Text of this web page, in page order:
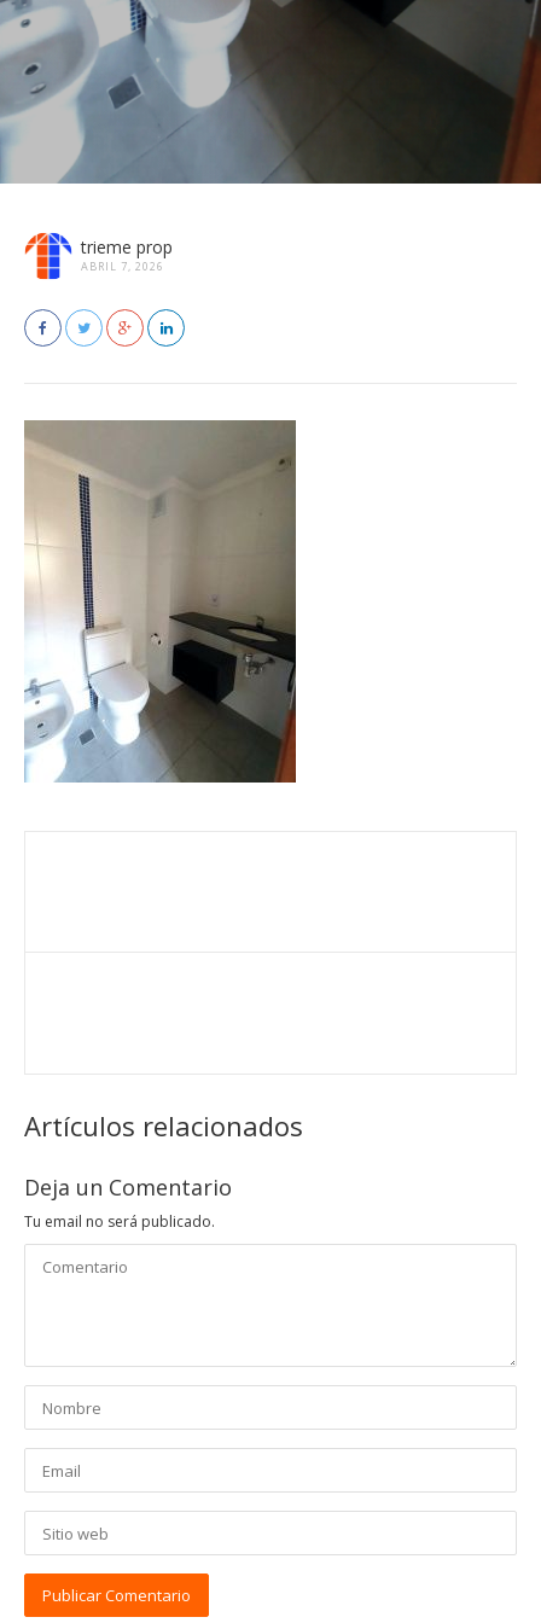
trieme prop
ABRIL 7, 2026
Artículos relacionados
Deja un Comentario
Tu email no será publicado.